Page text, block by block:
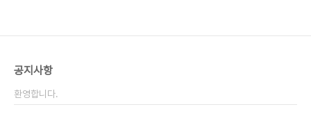
공지사항
환영합니다.